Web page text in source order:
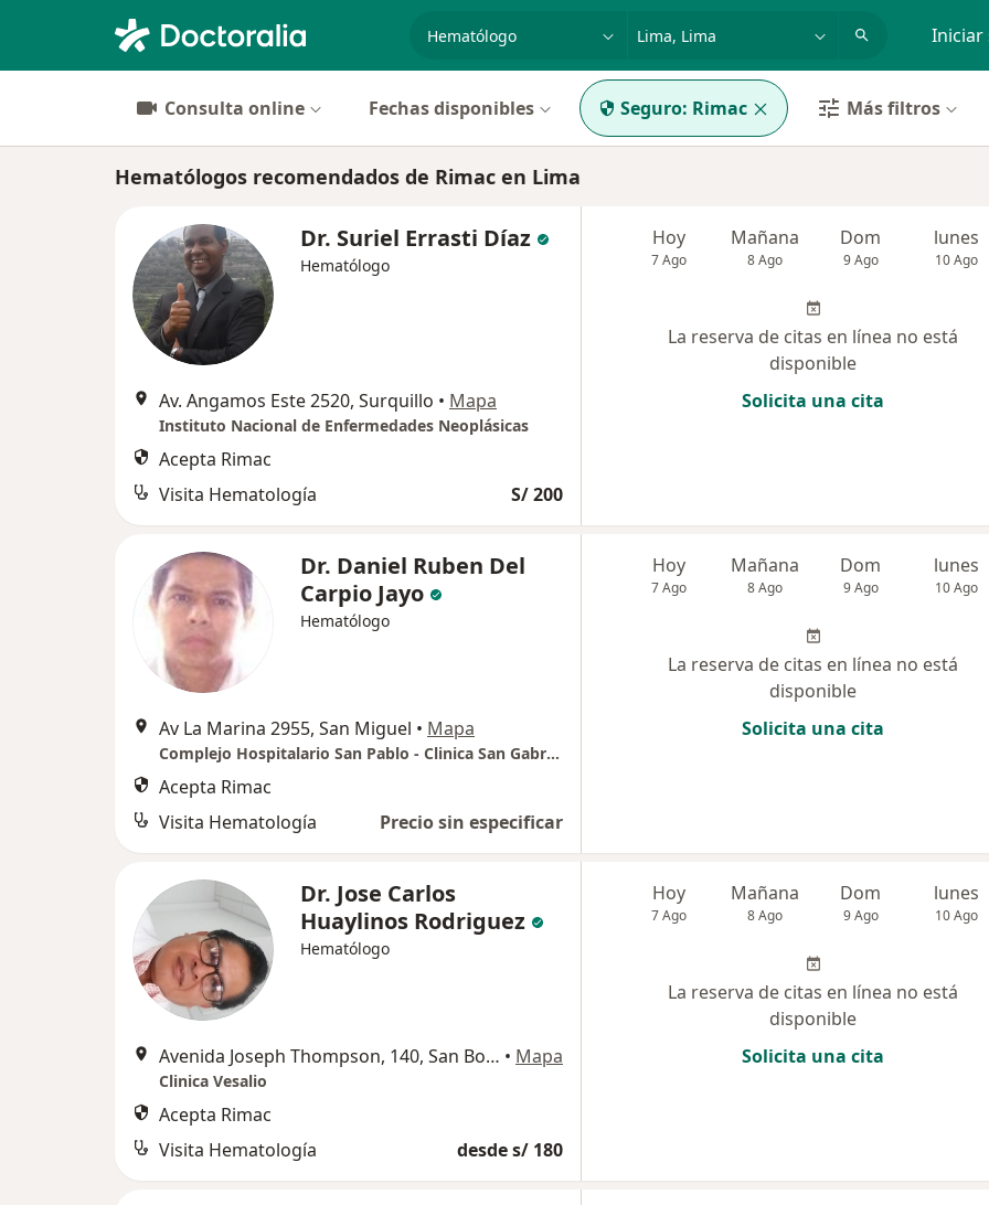
especialidad, enfermedad o nombre Iniciar
Consulta online Fechas disponibles Seguro: Rimac Más filtros
Hematólogos recomendados de Rimac en Lima
Dr. Suriel Errasti Díaz
Hematólogo
Av. Angamos Este 2520, Surquillo • Mapa
Instituto Nacional de Enfermedades Neoplásicas
Acepta Rimac
Visita Hematología
S/ 200
Hoy
7 Ago
Mañana
8 Ago
Dom
9 Ago
lunes
10 Ago
La reserva de citas en línea no está
disponible
Solicita una cita
Dr. Daniel Ruben Del
Carpio Jayo
Hematólogo
Av La Marina 2955, San Miguel • Mapa
Complejo Hospitalario San Pablo - Clinica San Gabriel
Acepta Rimac
Visita Hematología
Precio sin especificar
Hoy
7 Ago
Mañana
8 Ago
Dom
9 Ago
lunes
10 Ago
La reserva de citas en línea no está
disponible
Solicita una cita
Dr. Jose Carlos
Huaylinos Rodriguez
Hematólogo
Avenida Joseph Thompson, 140, San Borja • Mapa
Clinica Vesalio
Acepta Rimac
Visita Hematología
desde s/ 180
Hoy
7 Ago
Mañana
8 Ago
Dom
9 Ago
lunes
10 Ago
La reserva de citas en línea no está
disponible
Solicita una cita